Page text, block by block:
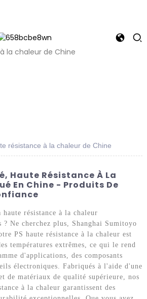
résistance à la chaleur de Chine
Haute Résistance À La
En Chine - Produits De
résistance à la chaleur
? Ne cherchez plus, Shanghai Sumitoyo
PS haute résistance à la chaleur est
températures extrêmes, ce qui le rend
d'applications, des composants
électroniques. Fabriqués à l'aide d'une
de matériaux de qualité supérieure, nos
à la chaleur garantissent des